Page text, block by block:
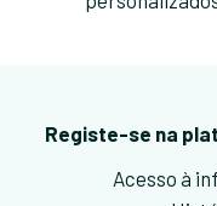
Registe-se na
Acesso à